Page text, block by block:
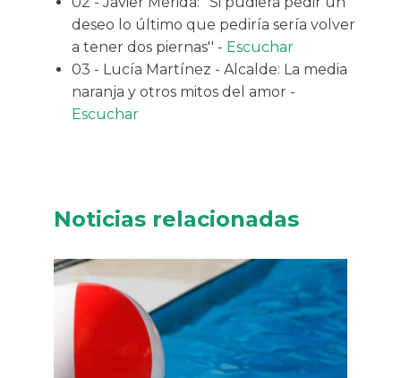
deseo lo último que pediría sería volver
a tener dos piernas'' - Escuchar
03 - Lucía Martínez - Alcalde: La media
naranja y otros mitos del amor -
Escuchar
Noticias relacionadas